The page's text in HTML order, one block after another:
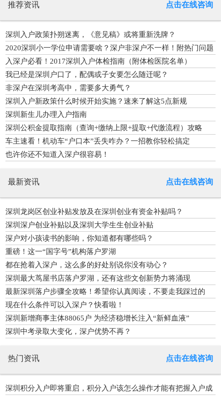
推荐资讯 点击在线咨询
深圳入户政策扑朔迷离，《意见稿》或将重新洗牌？
2020深圳小一学位申请需要啥？深户非深户不一样！附热门问题
解读
入深户必看！2017深圳入户体检指南（附体检医院名单）
我已经是深圳户口了，配偶或子女要怎么随迁呢？
非深户在深圳考高中，需要多大勇气？
深圳入户新政策什么时候开始实施？速来了解这5点新规
深圳新生儿办理入户指南
深圳公积金提取指南（查询+缴纳上限+提取+代缴流程）攻略
车主速看！机动车“户口本”丢失咋办？一招教你轻松搞定
也许你还不知道入深户很容易！
最新资讯 点击在线咨询
深圳龙岗区创业补贴发放及在深圳创业有资金补贴吗？
深圳深户创业补贴以及深圳大学生生创业补贴
深户对小孩读书的影响，你知道都有哪些吗？
重磅！这一“国字号”机构落户罗湖
都在抢着入深户，这么多的好处别说你没有动心？
深圳最大茑屋书店落户罗湖，还有这些文创新势力将涌现
最新深圳落户步骤全攻略！希望你认真阅读，不要走我踩过的
坑！
现在什么条件可以入深户？快看啦！
深圳新增商事主体88065户 为经济稳增长注入“新鲜血液”
深圳中考录取大变化，深户优势不再？
热门资讯 点击在线咨询
深圳积分入户即将重启，积分入户该怎么操作才能有把握入户成